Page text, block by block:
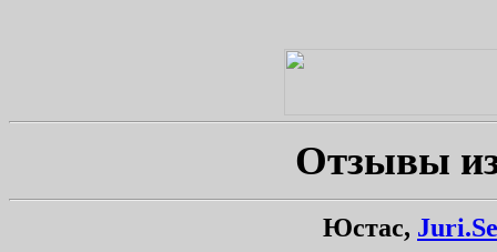
Отзывы из
Юстас,